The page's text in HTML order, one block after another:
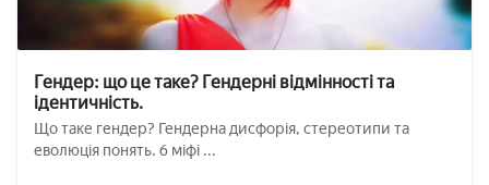
Гендер: що це таке? Гендерні відмінності та
ідентичність.
Що таке гендер? Гендерна дисфорія, стереотипи та
еволюція понять. 6 міфі ...